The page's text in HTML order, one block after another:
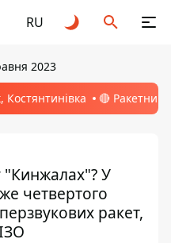
RU
2023
🔴 Ракетний
"Кинжалах"? У
четвертого
ракет,